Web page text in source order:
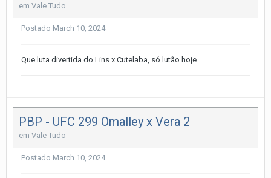
em Vale Tudo
Postado March 10, 2024
Que luta divertida do Lins x Cutelaba, só lutão hoje
PBP - UFC 299 Omalley x Vera 2
em Vale Tudo
Postado March 10, 2024